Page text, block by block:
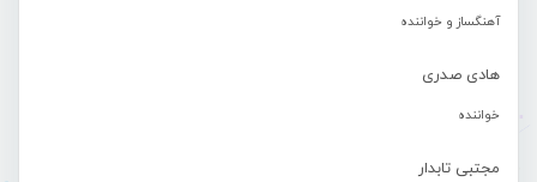
آهنگساز و خواننده
هادی صدری
خواننده
مجتبی تابدار